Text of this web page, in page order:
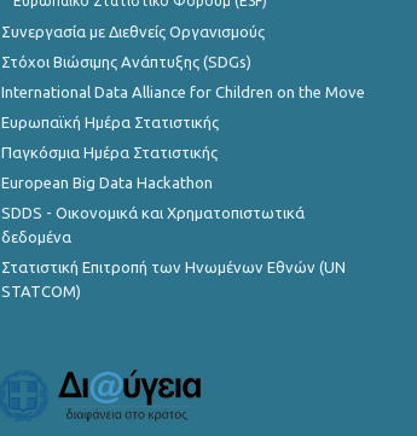
Συνεργασία με Διεθνείς Οργανισμούς
Στόχοι Βιώσιμης Ανάπτυξης (SDGs)
International Data Alliance for Children on the Move
Ευρωπαϊκή Ημέρα Στατιστικής
Παγκόσμια Ημέρα Στατιστικής
European Big Data Hackathon
SDDS - Οικονομικά και Χρηματοπιστωτικά
δεδομένα
Στατιστική Επιτροπή των Ηνωμένων Εθνών (UN
STATCOM)